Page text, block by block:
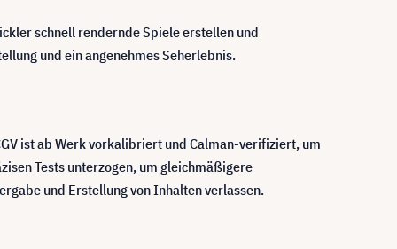
schnell rendernde Spiele erstellen und
und ein angenehmes Seherlebnis.
ist ab Werk vorkalibriert und Calman-verifiziert, um
Tests unterzogen, um gleichmäßigere
und Erstellung von Inhalten verlassen.